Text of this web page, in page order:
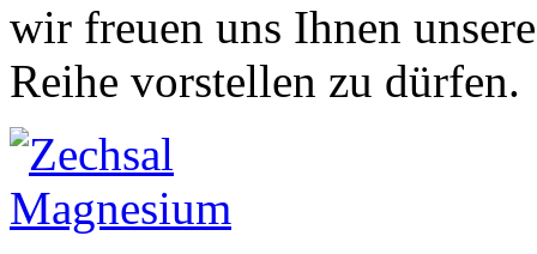
wir freuen uns Ihnen
Reihe vorstellen zu dürfen.